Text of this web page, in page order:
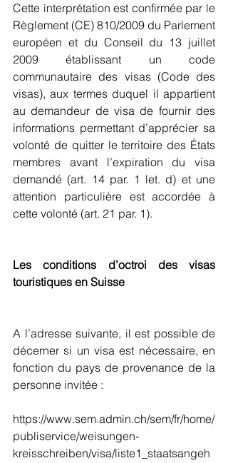
Cette interprétation est confirmée par le
Règlement (CE) 810/2009 du Parlement
européen et du Conseil du 13 juillet
2009 établissant un code
communautaire des visas (Code des
visas), aux termes duquel il appartient
au demandeur de visa de fournir des
informations permettant d’apprécier sa
volonté de quitter le territoire des États
membres avant l’expiration du visa
demandé (art. 14 par. 1 let. d) et une
attention particulière est accordée à
cette volonté (art. 21 par. 1).
Les conditions d’octroi des visas
touristiques en Suisse
A l’adresse suivante, il est possible de
décerner si un visa est nécessaire, en
fonction du pays de provenance de la
personne invitée :
https://www.sem.admin.ch/sem/fr/home/
publiservice/weisungen-
kreisschreiben/visa/liste1_staatsangeh